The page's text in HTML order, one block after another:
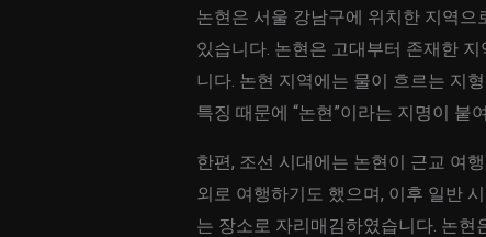
논현은 서울 강남구에 위치한 지역
있습니다. 논현은 고대부터 존재한
니다. 논현 지역에는 물이 흐르는 지
특징 때문에 “논현”이라는 지명이 붙
한편, 조선 시대에는 논현이 근교 여
외로 여행하기도 했으며, 이후 일반
는 장소로 자리매김하였습니다. 논